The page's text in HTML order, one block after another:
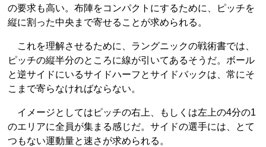
の要求も高い。布陣をコンパクトにするために、ピッチを
縦に割った中央まで寄せることが求められる。
これを理解させるために、ラングニックの戦術書では、
ピッチの縦半分のところに線が引いてあるそうだ。ボール
と逆サイドにいるサイドハーフとサイドバックは、常にそ
こまで寄らなければならない。
イメージとしてはピッチの右上、もしくは左上の4分の1
のエリアに全員が集まる感じだ。サイドの選手には、とて
つもない運動量と速さが求められる。